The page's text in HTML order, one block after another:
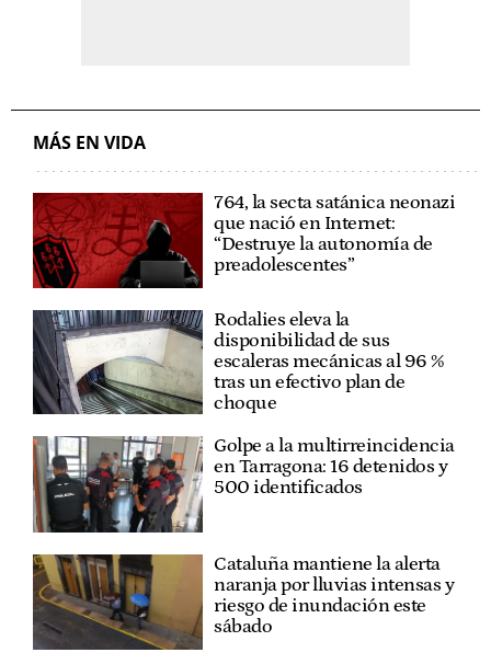
MÁS EN VIDA
764, la secta satánica neonazi
que nació en Internet:
“Destruye la autonomía de
preadolescentes”
Rodalies eleva la
disponibilidad de sus
escaleras mecánicas al 96 %
tras un efectivo plan de
choque
Golpe a la multirreincidencia
en Tarragona: 16 detenidos y
500 identificados
Cataluña mantiene la alerta
naranja por lluvias intensas y
riesgo de inundación este
sábado